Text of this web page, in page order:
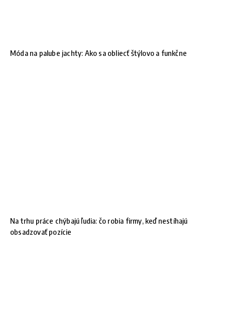
Móda na palube jachty: Ako sa obliecť štýlovo a funkčne
Na trhu práce chýbajú ľudia: čo robia firmy, keď nestíhajú
obsadzovať pozície